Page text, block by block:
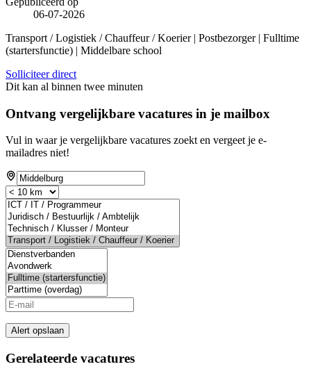
06-07-2026
Transport / Logistiek / Chauffeur / Koerier | Postbezorger | Fulltime
(startersfunctie) | Middelbare school
Solliciteer direct
Dit kan al binnen twee minuten
Ontvang vergelijkbare vacatures in je mailbox
Vul in waar je vergelijkbare vacatures zoekt en vergeet je e-
mailadres niet!
Alert opslaan
Gerelateerde vacatures